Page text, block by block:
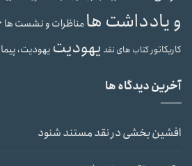
و یادداشت هامناظرات و نشست ها
کاریکاتور کتاب های نقد یهودیت یهودیت،
آخرین دیدگاه ها
افشین بخشیدرنقد مستند شنود